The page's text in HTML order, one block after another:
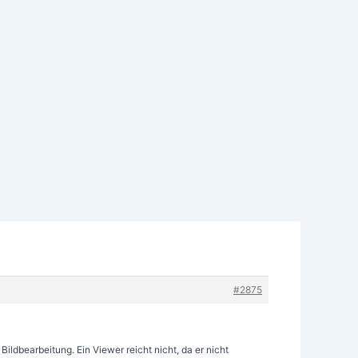
#2875
Ein Viewer reicht nicht, da er nicht